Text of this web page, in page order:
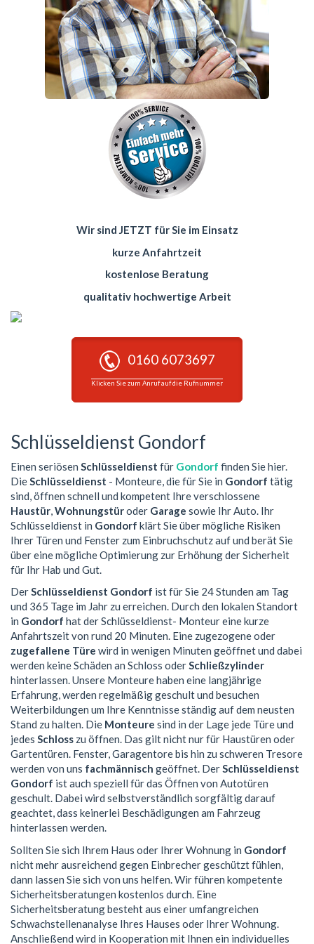
Wir sind JETZT für Sie im Einsatz
kurze Anfahrtzeit
kostenlose Beratung
qualitativ hochwertige Arbeit
0160 6073697
Klicken Sie zum Anruf auf die Rufnummer
Schlüsseldienst Gondorf
Einen seriösen Schlüsseldienst für Gondorf finden Sie hier.
DieSchlüsseldienst - Monteure, die für Sie in Gondorf tätig
sind, öffnen schnell und kompetent Ihre verschlossene
Haustür,Wohnungstüroder Garage sowie Ihr Auto. Ihr
Schlüsseldienst in Gondorf klärt Sie über mögliche Risiken
Ihrer Türen und Fenster zum Einbruchschutz auf und berät Sie
über eine mögliche Optimierung zur Erhöhung der Sicherheit
für Ihr Hab und Gut.
DerSchlüsseldienst Gondorf ist für Sie 24 Stunden am Tag
und 365 Tage im Jahr zu erreichen. Durch den lokalen Standort
in Gondorf hat der Schlüsseldienst- Monteur eine kurze
Anfahrtszeit von rund 20 Minuten. Eine zugezogene oder
zugefallene Türe wird in wenigen Minuten geöffnet und dabei
werden keine Schäden an Schloss oderSchließzylinder
hinterlassen. Unsere Monteure haben eine langjährige
Erfahrung, werden regelmäßig geschult und besuchen
Weiterbildungen um Ihre Kenntnisse ständig auf dem neusten
Stand zu halten. Die Monteure sind in der Lage jede Türe und
jedes Schloss zu öffnen. Das gilt nicht nur für Haustüren oder
Gartentüren. Fenster, Garagentore bis hin zu schweren Tresore
werden von uns fachmännisch geöffnet. DerSchlüsseldienst
Gondorf ist auch speziell für das Öffnen von Autotüren
geschult. Dabei wird selbstverständlich sorgfältig darauf
geachtet, dass keinerlei Beschädigungen am Fahrzeug
hinterlassen werden.
Sollten Sie sich Ihrem Haus oder Ihrer Wohnung in Gondorf
nicht mehr ausreichend gegen Einbrecher geschützt fühlen,
dann lassen Sie sich von uns helfen. Wir führen kompetente
Sicherheitsberatungen kostenlos durch. Eine
Sicherheitsberatung besteht aus einer umfangreichen
Schwachstellenanalyse Ihres Hauses oder Ihrer Wohnung.
Anschließend wird in Kooperation mit Ihnen ein individuelles